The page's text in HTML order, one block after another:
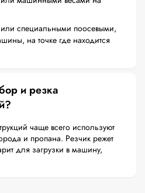
специальными поосевыми,
на точке где находится
и резка
чаще всего используют
и пропана. Резчик режет
для загрузки в машину,